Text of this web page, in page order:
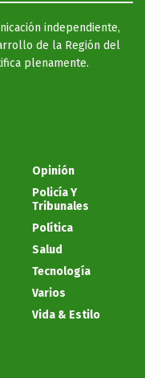
independiente,
de la Región del
plenamente.
Opinión
Policía Y
Tribunales
Política
Salud
Tecnología
Varios
Vida & Estilo